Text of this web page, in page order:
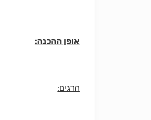
אופן ההכנה:
הדגים: